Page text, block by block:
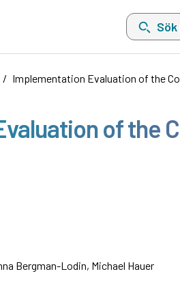
Sök på
Implementation Evaluation of the
of the
Bergman-Lodin, Michael Hauer